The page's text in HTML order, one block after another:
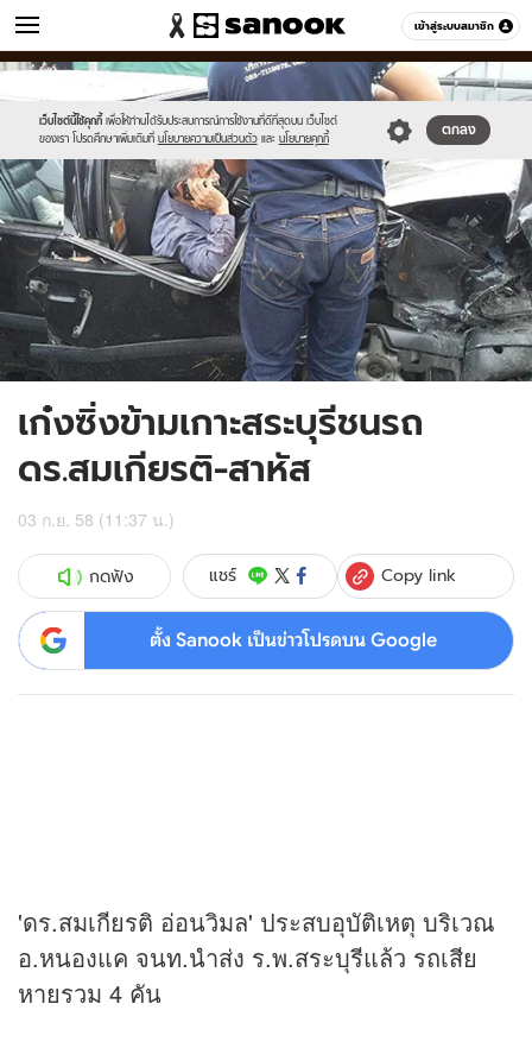
เข้าสู่ระบบสมาชิก
ข่าว หมวดอื่นๆ
เว็บไซต์นี้ใช้คุกกี้ เพื่อให้ท่านได้รับประสบการณ์การใช้งานที่ดีที่สุดบน เว็บไซต์
ของเรา โปรดศึกษาเพิ่มเติมที่ นโยบายความเป็นส่วนตัว และ นโยบายคุกกี้
ตกลง
Sanook
//s.isanook.com/sr/0/images/logo-
new-
sanook.png
600
60
//s.isanook.com/ns/0/ud/371/1859090/643459-
02.jpg
เก๋งซิ่งข้ามเกาะสระบุรีชนรถ
ดร.สมเกียรติ-สาหัส
03 ก.ย. 58 (11:37 น.)
กดฟัง แชร์ Copy link
ตั้ง Sanook เป็นข่าวโปรดบน Google
'ดร.สมเกียรติ อ่อนวิมล' ประสบอุบัติเหตุ บริเวณ
อ.หนองแค จนท.นำส่ง ร.พ.สระบุรีแล้ว รถเสีย
หายรวม 4 คัน